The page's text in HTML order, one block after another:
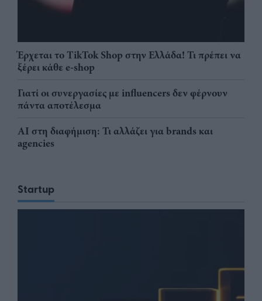
Έρχεται το TikTok Shop στην Ελλάδα! Τι πρέπει να
ξέρει κάθε e-shop
Γιατί οι συνεργασίες με influencers δεν φέρνουν
πάντα αποτέλεσμα
AI στη διαφήμιση: Τι αλλάζει για brands και
agencies
Startup